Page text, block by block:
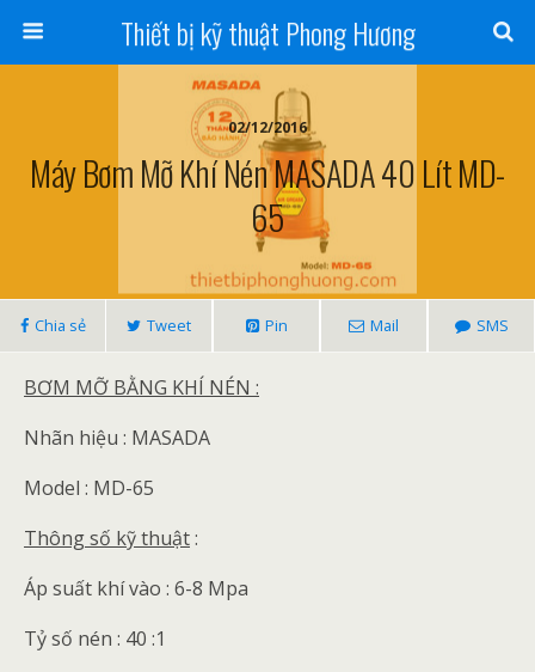
Thiết bị kỹ thuật Phong Hương
02/12/2016
Máy Bơm Mỡ Khí Nén MASADA 40 Lít MD-
65
Chia sẻ Tweet Pin Mail SMS
BƠM MỠ BẰNG KHÍ NÉN :
Nhãn hiệu : MASADA
Model : MD-65
Thông số kỹ thuật:
Áp suất khí vào : 6-8 Mpa
Tỷ số nén : 40 :1